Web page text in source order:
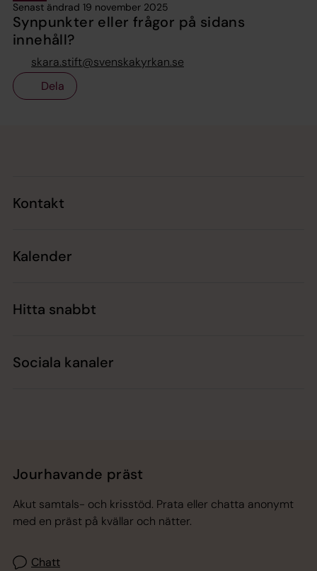
Senast ändrad 19 november 2025
Synpunkter eller frågor på sidans
innehåll?
skara.stift@svenskakyrkan.se
Dela
Kontakt
Kalender
Hitta snabbt
Sociala kanaler
Jourhavande präst
Akut samtals- och krisstöd. Prata eller chatta anonymt
med en präst på kvällar och nätter.
Chatt